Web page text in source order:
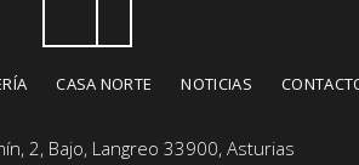
CASA NORTE NOTICIAS
2, Bajo, Langreo 33900, Asturias